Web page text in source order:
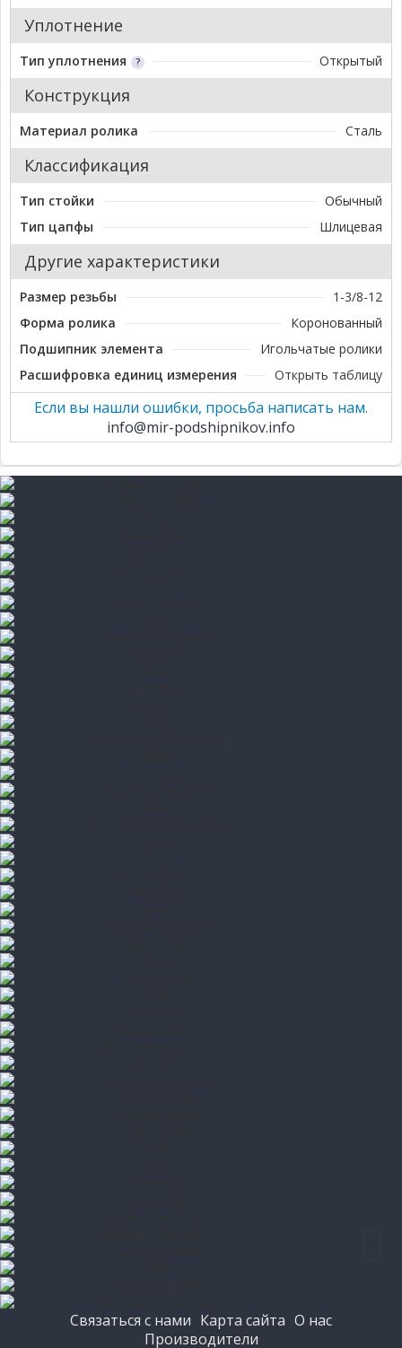
Уплотнение
Тип уплотнения Открытый
Конструкция
Материал ролика Сталь
Классификация
Тип стойки
Обычный
Тип цапфы
Шлицевая
Другие характеристики
Размер резьбы
1-3/8-12
Форма ролика
Коронованный
Подшипник элемента
Игольчатые ролики
Расшифровка единиц измерения
Открыть таблицу
Если вы нашли ошибки, просьба написать нам.
info@mir-podshipnikov.info
Связаться с нами Карта сайта О нас
Производители